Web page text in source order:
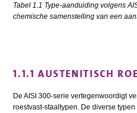
Tabel 1.1 Type-aanduiding volgens
chemische samenstelling van een
1.1.1 AUSTENITISCH
De AISI 300-serie vertegenwoordigt
roestvast-staaltypen. De diverse